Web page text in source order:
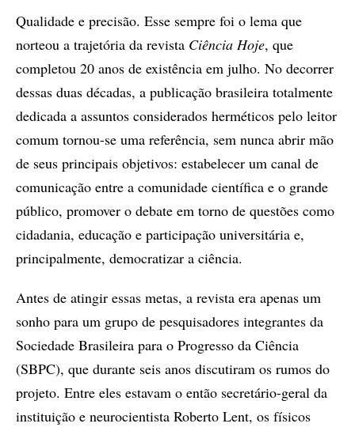
Qualidade e precisão. Esse sempre foi o lema que
norteou a trajetória da revista Ciência Hoje, que
completou 20 anos de existência em julho. No decorrer
dessas duas décadas, a publicação brasileira totalmente
dedicada a assuntos considerados herméticos pelo leitor
comum tornou-se uma referência, sem nunca abrir mão
de seus principais objetivos: estabelecer um canal de
comunicação entre a comunidade científica e o grande
público, promover o debate em torno de questões como
cidadania, educação e participação universitária e,
principalmente, democratizar a ciência.
Antes de atingir essas metas, a revista era apenas um
sonho para um grupo de pesquisadores integrantes da
Sociedade Brasileira para o Progresso da Ciência
(SBPC), que durante seis anos discutiram os rumos do
projeto. Entre eles estavam o então secretário-geral da
instituição e neurocientista Roberto Lent, os físicos